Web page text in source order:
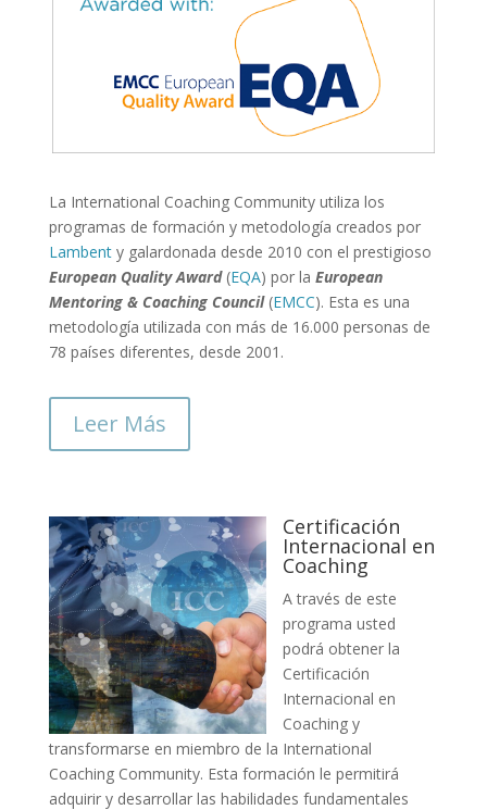
La International Coaching Community utiliza los
programas de formación y metodología creados por
Lambenty galardonada desde 2010 con el prestigioso
European Quality Award(EQA) por la European
Mentoring & Coaching Council (EMCC). Esta es una
metodología utilizada con más de 16.000 personas de
78 países diferentes, desde 2001.
Leer Más
Certificación
Internacional en
Coaching
A través de este
programa usted
podrá obtener la
Certificación
Internacional en
Coaching y
transformarse en miembro de la International
Coaching Community. Esta formación le permitirá
adquirir y desarrollar las habilidades fundamentales